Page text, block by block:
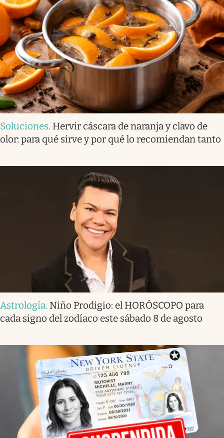
Soluciones. Hervir cáscara de naranja y clavo de
olor: para qué sirve y por qué lo recomiendan tanto
Astrología. Niño Prodigio: el HORÓSCOPO para
cada signo del zodíaco este sábado 8 de agosto